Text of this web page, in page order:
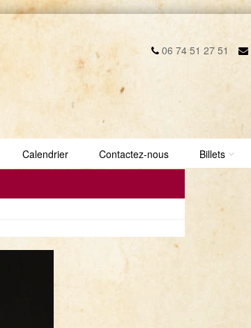
06 74 51 27 51
Calendrier Contactez-nous Billets